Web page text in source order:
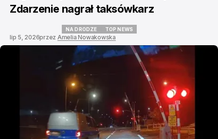
Zdarzenie nagrał taksówkarz
NA DRODZE TOP NEWS
lip 5, 2026przez Amelia Nowakowska